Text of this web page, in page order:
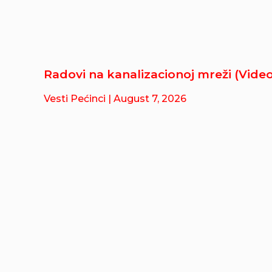
Radovi na kanalizacionoj mreži
Vesti Pećinci | August 7, 2026